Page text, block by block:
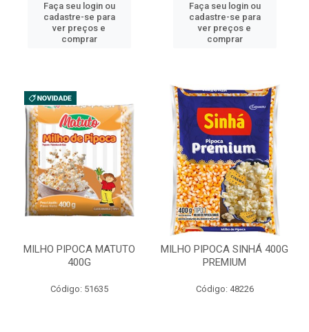
Faça seu login ou
cadastre-se para
ver preços e
comprar
Faça seu login ou
cadastre-se para
ver preços e
comprar
MILHO PIPOCA MATUTO
400G
Código: 51635
MILHO PIPOCA SINHÁ 400G
PREMIUM
Código: 48226